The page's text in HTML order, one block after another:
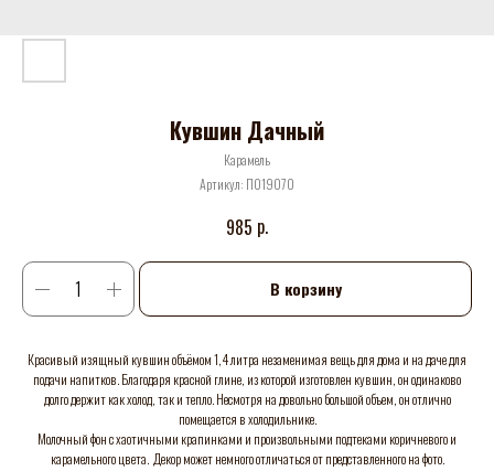
Кувшин Дачный
Карамель
Артикул: П019070
985 р.
В корзину
Красивый изящный кувшин объёмом 1,4 литра незаменимая вещь для дома и на даче для
подачи напитков. Благодаря красной глине, из которой изготовлен кувшин, он одинаково
долго держит как холод, так и тепло. Несмотря на довольно большой объем, он отлично
помещается в холодильнике.
Молочный фон с хаотичными крапинками и произвольными подтеками коричневого и
карамельного цвета. Декор может немного отличаться от представленного на фото.